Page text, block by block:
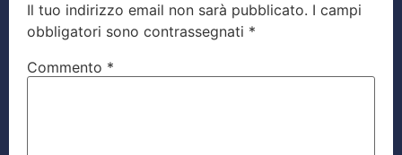
Il tuo indirizzo email non sarà pubblicato. I campi
obbligatori sono contrassegnati *
Commento *